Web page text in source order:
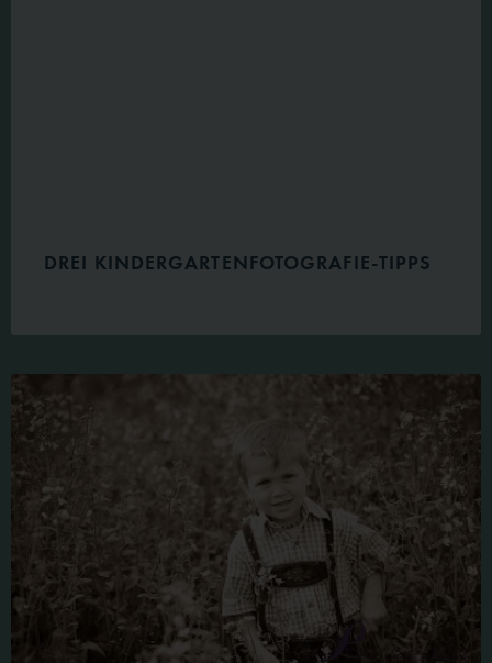
DREI KINDERGARTENFOTOGRAFIE-TIPPS